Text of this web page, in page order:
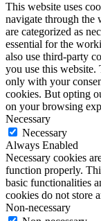
This website uses
navigate through the
are categorized as
essential for the
also use third-party
you use this
only with your
cookies. But opting
on your browsing
Necessary
Necessary
Always Enabled
Necessary cookies
function properly.
basic functionalities
cookies do not store
Non-necessary